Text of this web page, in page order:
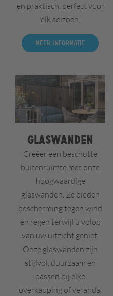
en praktisch, perfect voor
elk seizoen.
Meer informatie
Glaswanden
Creëer een beschutte
buitenruimte met onze
hoogwaardige
glaswanden. Ze bieden
bescherming tegen wind
en regen terwijl u volop
van uw uitzicht geniet.
Onze glaswanden zijn
stijlvol, duurzaam en
passen bij elke
overkapping of veranda.